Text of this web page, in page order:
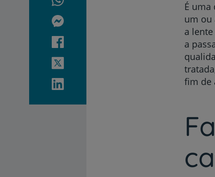
É uma
um ou
a
a
fim de